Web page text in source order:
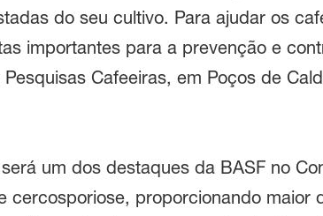
do seu cultivo. Para ajudar os
importantes para a prevenção e
Cafeeiras, em Poços de
um dos destaques da BASF no
proporcionando maior